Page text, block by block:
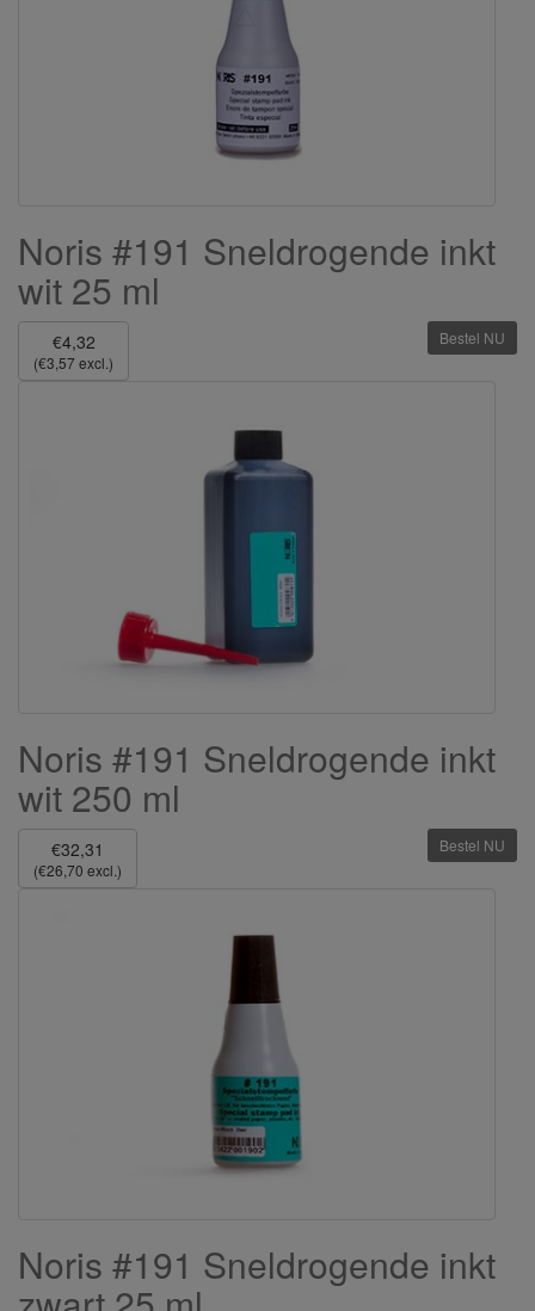
Noris #191 Sneldrogende inkt
wit 25 ml
€4,32
(€3,57 excl.)
Bestel NU
Noris #191 Sneldrogende inkt
wit 250 ml
€32,31
(€26,70 excl.)
Bestel NU
Noris #191 Sneldrogende inkt